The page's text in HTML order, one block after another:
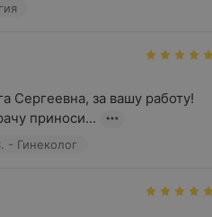
Сергеевна, за вашу работу!
приноси...
- Гинеколог